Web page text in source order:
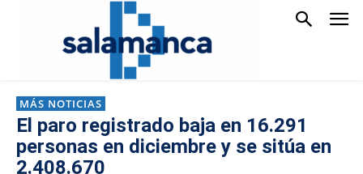
MÁS NOTICIAS
El paro registrado baja en 16.291
personas en diciembre y se sitúa en
2.408.670